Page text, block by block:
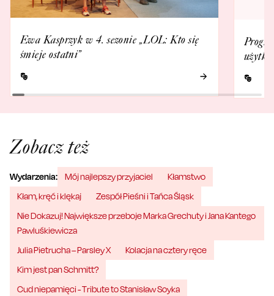
Ewa Kasprzyk w 4. sezonie „LOL: Kto się
śmieje ostatni”
Zobacz też
Wydarzenia: Mój najlepszy przyjaciel
Kłamstwo
Kłam, kręć i klękaj
Zespół Pieśni i Tańca Śląsk
Nie Dokazuj! Największe przeboje Marka Grechuty i Jana Kantego
Pawluśkiewicza
Julia Pietrucha – Parsley X
Kolacja na cztery ręce
Kim jest pan Schmitt?
Cud niepamięci - Tribute to Stanisław Soyka